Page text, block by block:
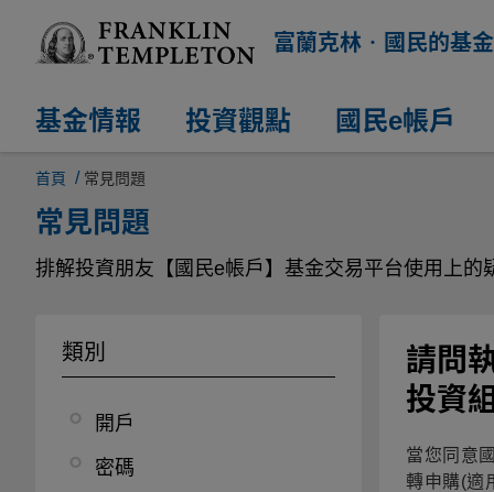
富蘭克林‧國民的基金
基金情報 投資觀點 國民e帳戶
首頁 / 常見問題
常見問題
排解投資朋友【國民e帳戶】基金交易平台使用上
類別
開戶
密碼
請問
投資
當您同意
轉申購(適